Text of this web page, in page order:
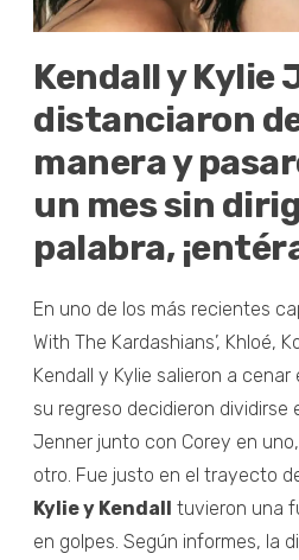
Kendall y Kylie
distanciaron
manera y
un mes sin
palabra,
En uno de los más recientes
With The Kardashians’, Khloé,
Kendall y Kylie salieron a cenar
su regreso decidieron dividirse
Jenner junto con Corey en
otro. Fue justo en el trayecto
Kylie y Kendall tuvieron una
en golpes. Según informes, la